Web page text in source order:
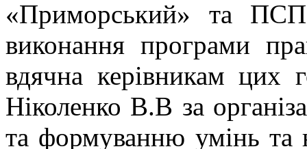
«Приморський» та ПСП
виконання програми
вдячна керівникам цих
Ніколенко В.В за
та формуванню умінь та